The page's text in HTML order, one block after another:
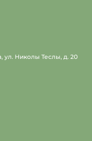
ул. Николы Теслы, д. 20